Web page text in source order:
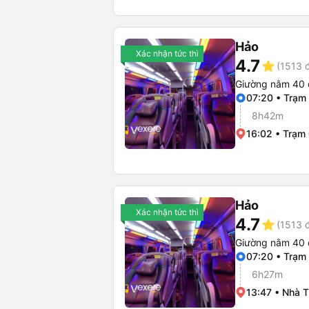
Xác nhận tức thì Hảo
4.7star (1513
Giường nằm 40
07:20 • Trạm
8h42m
16:02 • Trạm
Xác nhận tức thì Hảo
4.7star (1513
Giường nằm 40
07:20 • Trạm
6h27m
13:47 • Nhà